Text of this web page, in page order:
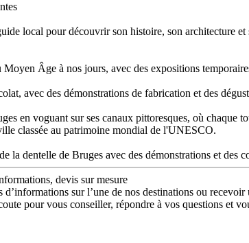
local pour découvrir son histoire, son architecture
Âge à nos jours, avec des expositions
avec des démonstrations de fabrication et des
en voguant sur ses canaux pittoresques, où chaque
classée au patrimoine mondial de l'UNESCO.
la dentelle de Bruges avec des démonstrations et des
devis sur mesure
d’informations sur l’une de nos destinations ou
pour vous conseiller, répondre à vos questions et